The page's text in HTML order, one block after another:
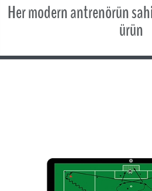
Her modern antrenörün
ürün